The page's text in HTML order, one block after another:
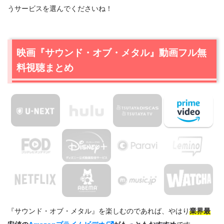
うサービスを選んでくださいね！
映画『サウンド・オブ・メタル』動画フル無
料視聴まとめ
『サウンド・オブ・メタル』を楽しむのであれば、やはり業界最